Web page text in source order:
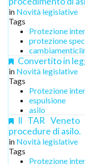
in Novità legislative
Tags
Protezione
protezione
Convertito in
in Novità legislative
Tags
Protezione
espulsione
asilo
Il TAR
procedure di asilo.
in Novità legislative
Tags
Protezione